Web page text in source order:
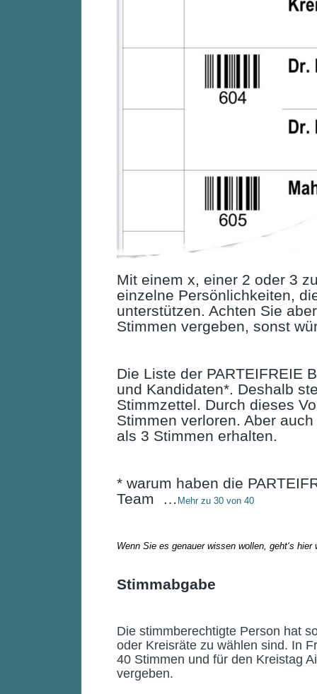
Mit einem x, einer 2 oder 3
einzelne Persönlichkeiten,
unterstützen. Achten Sie
Stimmen vergeben, sonst
Die Liste der PARTEIFREIE
und Kandidaten*. Deshalb
Stimmzettel. Durch dieses
Stimmen verloren. Aber
als 3 Stimmen erhalten.
* warum haben die
Team … Mehr zu 30 von 40
Wenn Sie es genauer wissen wollen, geht‘s
Stimmabgabe
Die stimmberechtigte Person hat
oder Kreisräte zu wählen sind. In
40 Stimmen und für den Kreistag
vergeben.